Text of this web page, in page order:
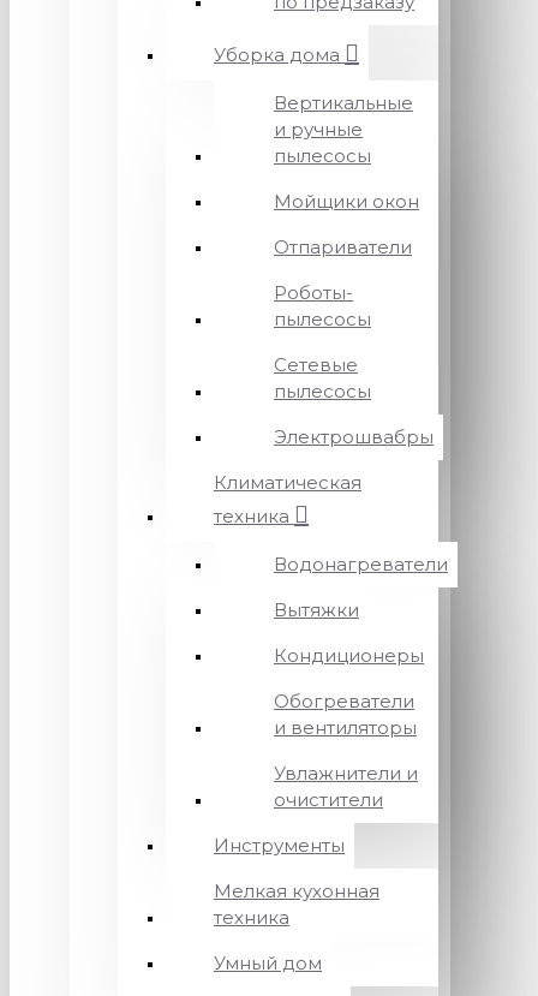
Уборка дома
Вертикальные
и ручные
пылесосы
Мойщики окон
Отпариватели
Роботы-
пылесосы
Сетевые
пылесосы
Электрошвабры
Климатическая
техника
Водонагреватели
Вытяжки
Кондиционеры
Обогреватели
и вентиляторы
Увлажнители и
очистители
Инструменты
Мелкая кухонная
техника
Умный дом